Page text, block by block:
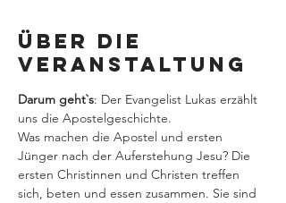
Über die
Veranstaltung
Darum geht`s: Der Evangelist Lukas erzählt
uns die Apostelgeschichte.
Was machen die Apostel und ersten
Jünger nach der Auferstehung Jesu? Die
ersten Christinnen und Christen treffen
sich, beten und essen zusammen. Sie sind